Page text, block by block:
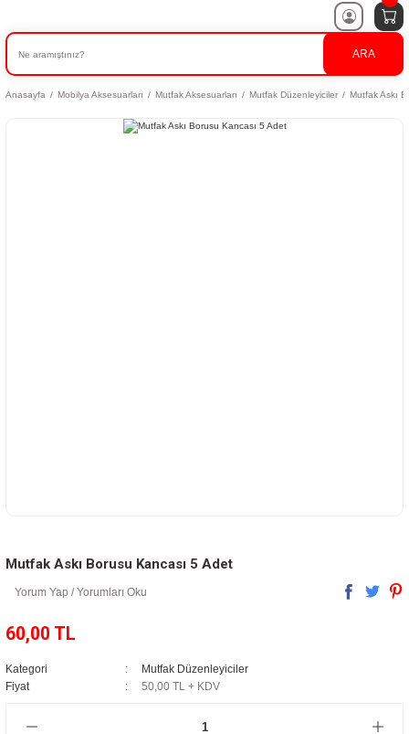
ARA
Anasayfa Mobilya Aksesuarları Mutfak Aksesuarları Mutfak Düzenleyiciler Mutfak Askı
Mutfak Askı Borusu Kancası 5 Adet
Yorum Yap / Yorumları Oku
60,00 TL
Kategori
Mutfak Düzenleyiciler
Fiyat
50,00 TL + KDV